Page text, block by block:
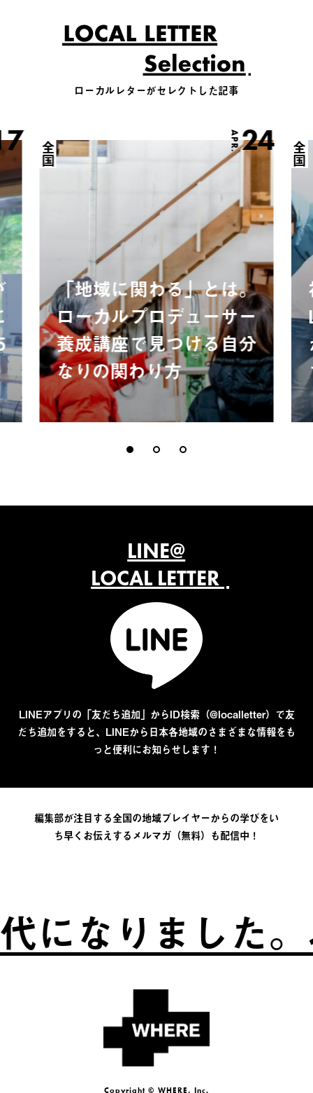
ローカルレターがセレクトした記事
APR.24
全国
「地域に関わる」とは。
ローカルプロデューサー
養成講座で見つける自分
なりの関わり方
全国
LINE@
LOCAL LETTER
LINEアプリの「友だち追加」からID検索（@localletter）で友
だち追加をすると、LINEから日本各地域のさまざまな情報をも
っと便利にお知らせします！
編集部が注目する全国の地域プレイヤーからの学びをい
ち早くお伝えするメルマガ（無料）も配信中！
りました。ふ
Copyright © WHERE, Inc.